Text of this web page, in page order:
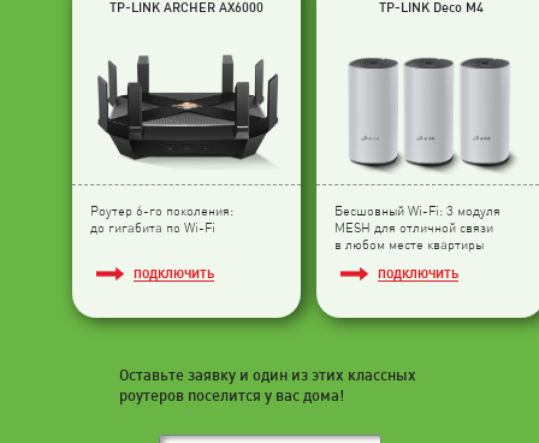
TP-LINK ARCHER AX6000
Роутер 6-го поколения:
до гигабита по Wi-Fi
ПОДКЛЮЧИТЬ
TP-LINK Deco M4
Бесшовный Wi-Fi: 3 модуля
МESH для отличной связи
в любом месте квартиры
ПОДКЛЮЧИТЬ
Оставьте заявку и один из этих классных
роутеров поселится у вас дома!